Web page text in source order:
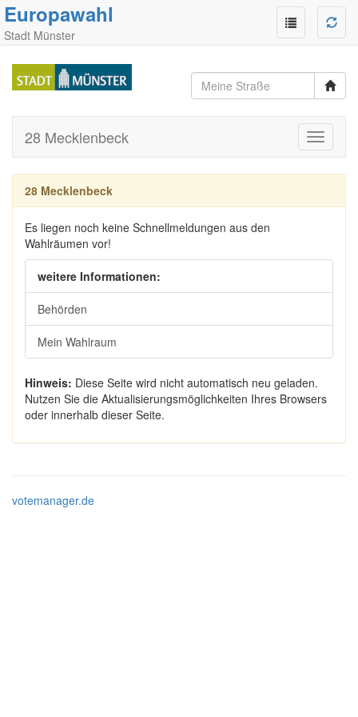
Europawahl
Stadt Münster
Toggle
28 Mecklenbeck
28 Mecklenbeck
Es liegen noch keine Schnellmeldungen aus den
Wahlräumen vor!
weitere Informationen:
Behörden
Mein Wahlraum
Hinweis: Diese Seite wird nicht automatisch neu geladen.
Nutzen Sie die Aktualisierungsmöglichkeiten Ihres Browsers
oder innerhalb dieser Seite.
votemanager.de